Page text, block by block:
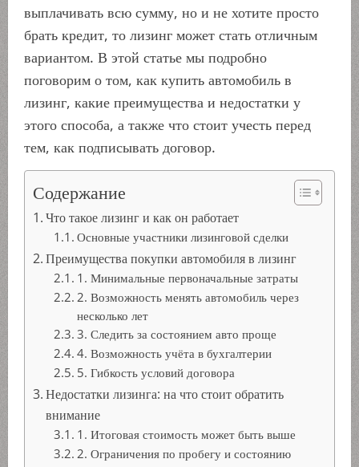
выплачивать всю сумму, но и не хотите просто
брать кредит, то лизинг может стать отличным
вариантом. В этой статье мы подробно
поговорим о том, как купить автомобиль в
лизинг, какие преимущества и недостатки у
этого способа, а также что стоит учесть перед
тем, как подписывать договор.
Содержание
Что такое лизинг и как он работает
Основные участники лизинговой сделки
Преимущества покупки автомобиля в лизинг
1. Минимальные первоначальные затраты
2. Возможность менять автомобиль через
несколько лет
3. Следить за состоянием авто проще
4. Возможность учёта в бухгалтерии
5. Гибкость условий договора
Недостатки лизинга: на что стоит обратить
внимание
1. Итоговая стоимость может быть выше
2. Ограничения по пробегу и состоянию